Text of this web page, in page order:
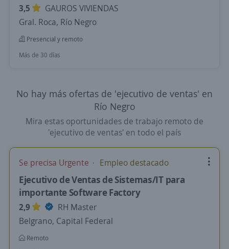
3,5
GAUROS VIVIENDAS
Gral. Roca, Río Negro
Presencial y remoto
Más de 30 días
No hay más ofertas de 'ejecutivo de ventas' en
Río Negro
Mira estas oportunidades de trabajo remoto de
'ejecutivo de ventas' en todo el país
Se precisa Urgente Empleo destacado
Ejecutivo de Ventas de Sistemas/IT para
importante Software Factory
2,9
RH Master
Belgrano, Capital Federal
Remoto